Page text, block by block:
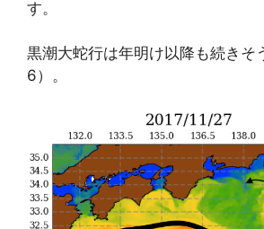
す。
黒潮大蛇行は年明け以降も続きそ
6）。